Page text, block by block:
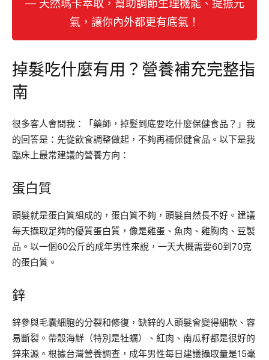
— 天然瑪卡萃取，幫助調節生理機能、提振元
氣，讓你內外都更有底氣！
掉髮吃什麼有用？營養補充完整指
南
很多客人會問我：「藥師，掉髮到底要吃什麼保健食品？」我
的回答是：先從飲食調整做起，不夠再補保健食品。以下是我
臨床上最常建議的營養方向：
蛋白質
頭髮就是蛋白質組成的，蛋白質不夠，頭髮自然長不好。建議
每天攝取足夠的優質蛋白質，像是雞蛋、魚肉、雞胸肉、豆製
品。以一個60公斤的成年男性來說，一天大概需要60到70克
的蛋白質。
鋅
鋅參與毛囊細胞的分裂和修復，缺鋅的人頭髮會變得細軟、容
易斷裂。帶殼海鮮（特別是牡蠣）、紅肉、南瓜籽都是很好的
鋅來源。根據台灣營養調查，成年男性每日建議攝取量是15毫